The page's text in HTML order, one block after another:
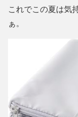
これでこの夏は気
ぁ。